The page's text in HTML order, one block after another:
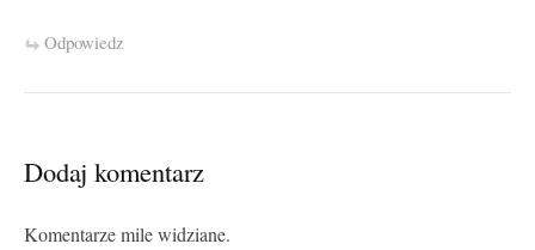
Odpowiedz
Dodaj komentarz
Komentarze mile widziane.